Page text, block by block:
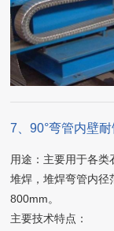
7、90°弯管内壁
用途：主要用于各类
堆焊，堆焊弯管内
800mm。
主要技术特点：